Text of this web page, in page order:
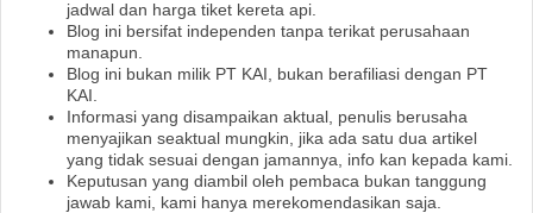
jadwal dan harga tiket kereta api.
Blog ini bersifat independen tanpa terikat perusahaan
manapun.
Blog ini bukan milik PT KAI, bukan berafiliasi dengan PT
KAI.
Informasi yang disampaikan aktual, penulis berusaha
menyajikan seaktual mungkin, jika ada satu dua artikel
yang tidak sesuai dengan jamannya, info kan kepada kami.
Keputusan yang diambil oleh pembaca bukan tanggung
jawab kami, kami hanya merekomendasikan saja.